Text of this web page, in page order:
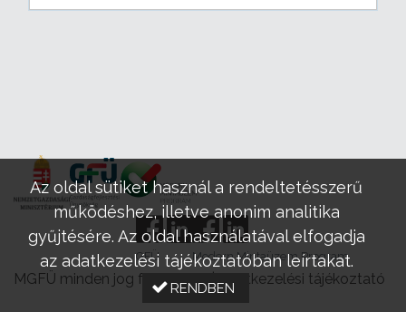
GFÜ Modern Mintaüzem Program
MGFÜ minden jog fenntartva |Adatkezelési tájékoztató
Az oldal sütiket használ a rendeltetésszerű
működéshez, illetve anonim analitika
gyűjtésére. Az oldal használatával elfogadja
az adatkezelési tájékoztatóban leírtakat.
RENDBEN